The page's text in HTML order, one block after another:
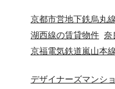
京都市営地下鉄烏丸
湖西線の賃貸物件 奈
京福電気鉄道嵐山本
デザイナーズマンシ